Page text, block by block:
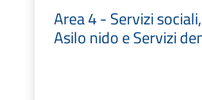
Area 4 - Servizi
Asilo nido e Servizi